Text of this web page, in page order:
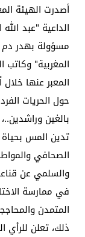
أصدرت الهيئة
الداعية "عبد
مسؤولة بهدر دم
المغربية" وكاتب
المعبر عنها خلال
حول الحريات
بالغين وراشدين..
تدين المس
الصحافي
والسلمي عن
في ممارسة
المتمدن
ذلك، تعلن للرأي